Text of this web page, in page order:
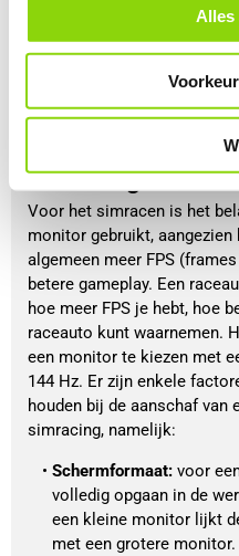
door in de footer van onzeAlles
invoer en zet deze om
Wat voor monitor
simracing?
Voor het simracen is het
monitor gebruikt,
algemeen meer FPS
betere gameplay. Een
hoe meer FPS je hebt, hoe
raceauto kunt waarnemen.
een monitor te kiezen met
144 Hz. Er zijn enkele
houden bij de aanschaf van
simracing, namelijk:
Schermformaat: voor
volledig opgaan in de
een kleine monitor lijkt
met een grotere